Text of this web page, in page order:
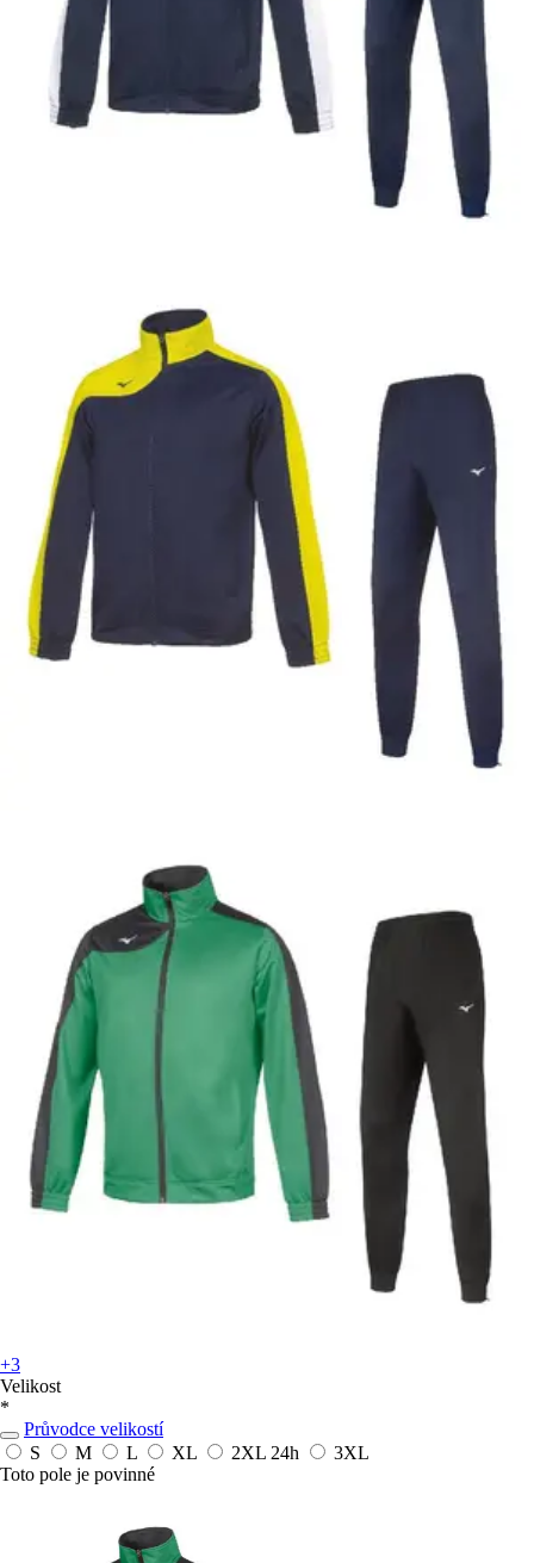
+3
Velikost
*
Průvodce velikostí
S
M L XL 2XL 24h
3XL
Toto pole je povinné